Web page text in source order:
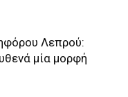
Λεπρού:
μία μορφή